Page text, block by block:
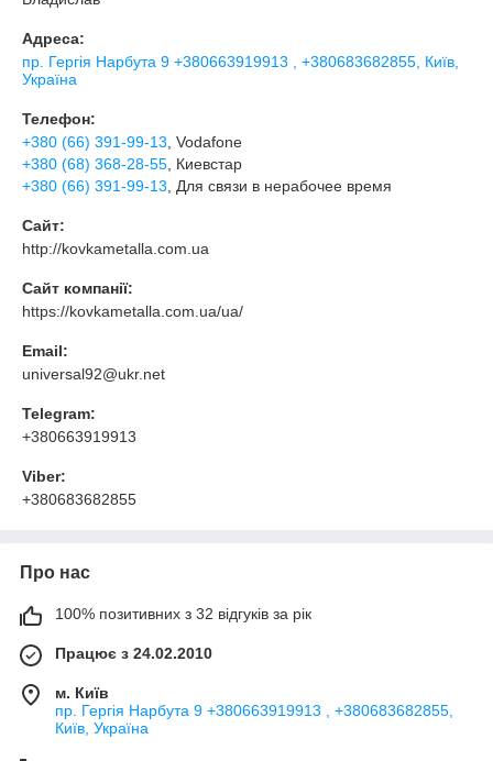
Адреса:
пр. Гергія Нарбута 9 +380663919913 , +380683682855, Київ,
Україна
Телефон:
+380 (66) 391-99-13 , Vodafone
+380 (68) 368-28-55 , Киевстар
+380 (66) 391-99-13 , Для связи в нерабочее время
Сайт:
http://kovkametalla.com.ua
Сайт компанії:
https://kovkametalla.com.ua/ua/
Email:
universal92@ukr.net
Telegram:
+380663919913
Viber:
+380683682855
Про нас
100% позитивних з 32 відгуків за рік
Працює з 24.02.2010
м. Київ
пр. Гергія Нарбута 9 +380663919913 , +380683682855,
Київ, Україна